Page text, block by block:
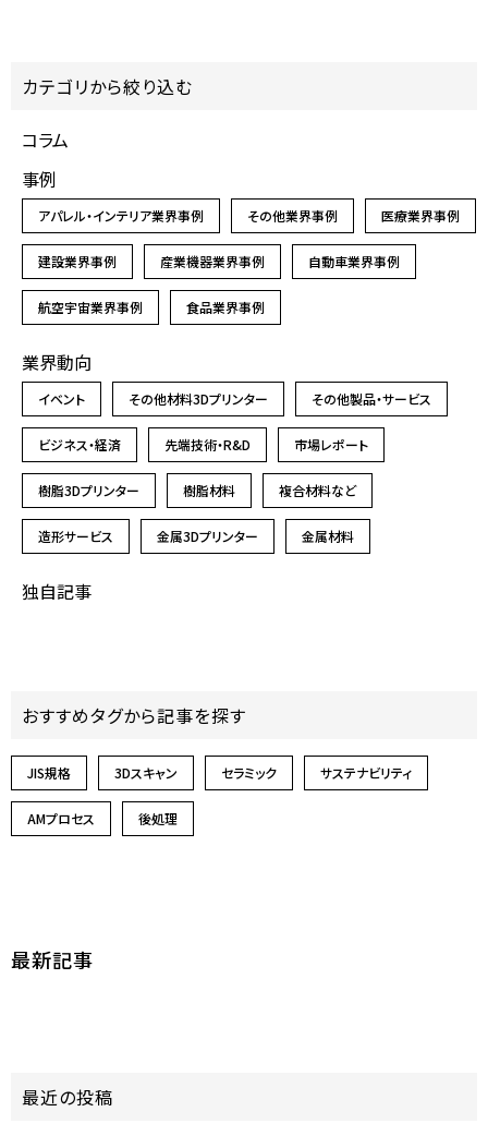
カテゴリから絞り込む
コラム
事例
アパレル・インテリア業界事例 その他業界事例 医療業界事例
建設業界事例 産業機器業界事例 自動車業界事例
航空宇宙業界事例 食品業界事例
業界動向
イベント その他材料3Dプリンター その他製品・サービス
ビジネス・経済 先端技術・R&D 市場レポート
樹脂3Dプリンター 樹脂材料 複合材料など
造形サービス 金属3Dプリンター 金属材料
独自記事
おすすめタグから記事を探す
JIS規格 3Dスキャン セラミック サステナビリティ
AMプロセス 後処理
最新記事
最近の投稿